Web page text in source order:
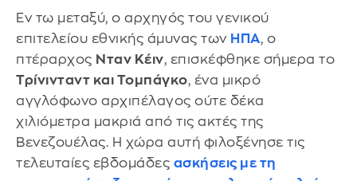
Εν τω μεταξύ, ο αρχηγός του γενικού
επιτελείου εθνικής άμυνας των ΗΠΑ, ο
πτέραρχος Νταν Κέιν, επισκέφθηκε σήμερα το
Τρίνινταντ και Τομπάγκο, ένα μικρό
αγγλόφωνο αρχιπέλαγος ούτε δέκα
χιλιόμετρα μακριά από τις ακτές της
Βενεζουέλας. Η χώρα αυτή φιλοξένησε τις
τελευταίες εβδομάδες ασκήσεις με τη